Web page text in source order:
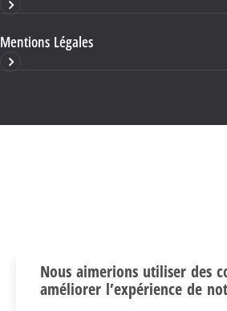
Mentions Légales
Nous aimerions utiliser des
améliorer l’expérience de